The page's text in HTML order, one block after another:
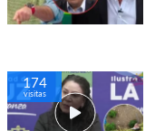
174
visitas